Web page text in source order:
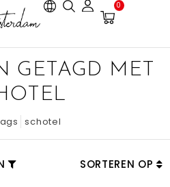
0
GETAGD MET
schotel
SORTEREN OP